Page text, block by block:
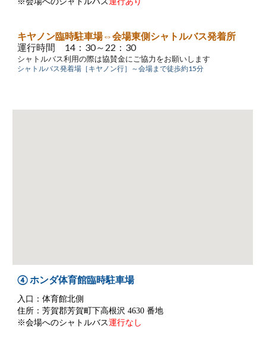
キヤノン臨時駐車場⇔会場東側シャトルバス発着所
運行時間 14 ：30～22：30
シャトルバス利用の際は協賛金にご協力をお願いします
シャトルバス発着場［ キヤノン行］～会場まで徒歩約15分
④ホンダ体育館臨時駐車場
入口：体育館北側
住所：芳賀郡芳賀町下高根沢 4630 番地
※会場へのシャトルバス運行なし